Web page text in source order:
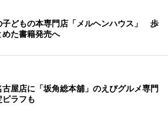
子どもの本専門店「メルヘンハウス」 歩
めた書籍発売へ
古屋店に「坂角総本舖」のえびグルメ専門
ラフも